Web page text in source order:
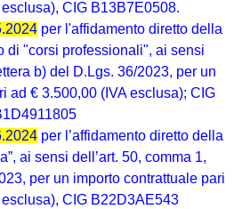
CIG B13B7E0508.
per l'affidamento diretto della
di "corsi professionali", ai sensi
b) del D.Lgs. 36/2023, per un
ad € 3.500,00 (IVA esclusa); CIG
per l’affidamento diretto della
ai sensi dell’art. 50, comma 1,
per un importo contrattuale pari
CIG B22D3AE543